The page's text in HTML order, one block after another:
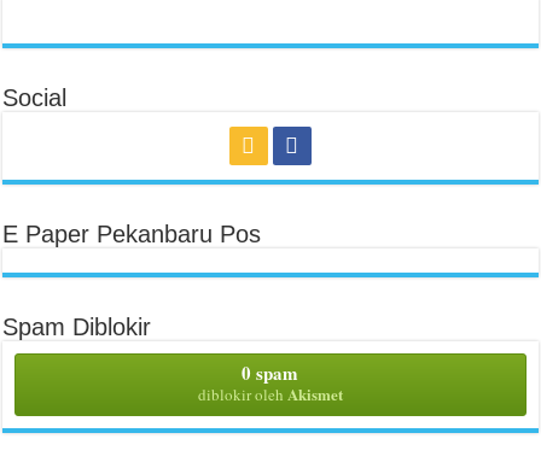
Social
E Paper Pekanbaru Pos
Spam Diblokir
0 spam
diblokir oleh Akismet